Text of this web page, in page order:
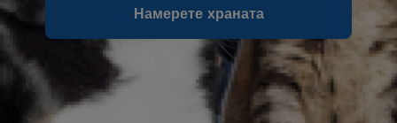
Намерете храната